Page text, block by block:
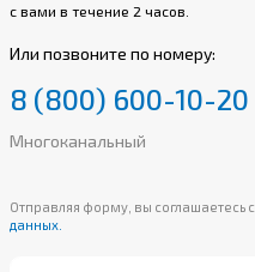
с вами в течение 2 часов.
Или позвоните по номеру:
8 (800) 600-10-20
Многоканальный
Отправляя форму, вы соглашаетесь с
данных.